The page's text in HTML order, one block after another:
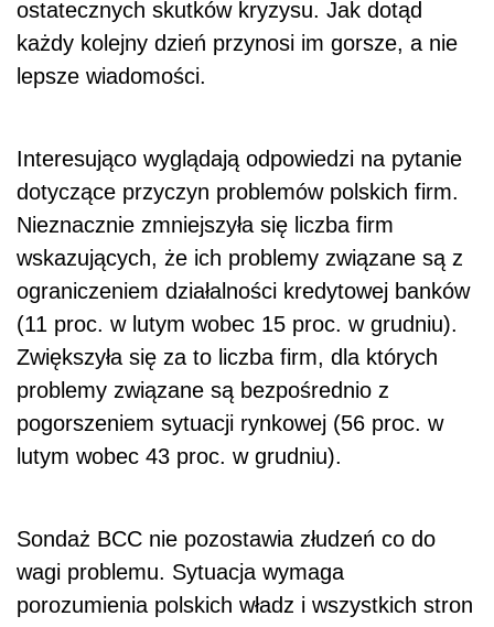
ostatecznych skutków kryzysu. Jak dotąd
każdy kolejny dzień przynosi im gorsze, a nie
lepsze wiadomości.
Interesująco wyglądają odpowiedzi na pytanie
dotyczące przyczyn problemów polskich firm.
Nieznacznie zmniejszyła się liczba firm
wskazujących, że ich problemy związane są z
ograniczeniem działalności kredytowej banków
(11 proc. w lutym wobec 15 proc. w grudniu).
Zwiększyła się za to liczba firm, dla których
problemy związane są bezpośrednio z
pogorszeniem sytuacji rynkowej (56 proc. w
lutym wobec 43 proc. w grudniu).
Sondaż BCC nie pozostawia złudzeń co do
wagi problemu. Sytuacja wymaga
porozumienia polskich władz i wszystkich stron